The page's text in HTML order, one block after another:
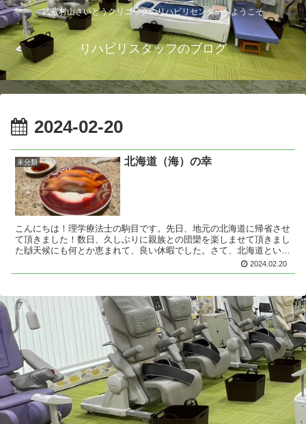
武蔵村山さいとうクリニックのリハビリセンターへようこそ
リハビリスタッフのブログ
2024-02-20
未分類 北海道（海）の幸
こんにちは！理学療法士の駒目です。先日、地元の北海道に帰省させ
て頂きました！数日、久しぶりに親族との団欒を楽しませて頂きまし
た🙌天候にも何とか恵まれて、良い休暇でした。さて、北海道といえ
ば楽しみが沢山あります。今回は（トリトン）というお寿司...2024.02.20